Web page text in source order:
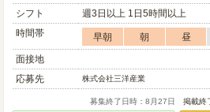
シフト
週3日以上 1日5時間以上
時間帯
早朝 朝 昼
面接地
応募先
株式会社三洋産業
募集終了日時：8月27日 掲載終